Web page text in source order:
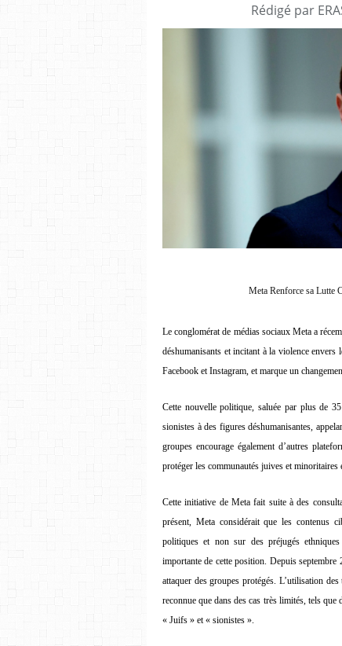
Rédigé par
Meta Renforce sa Lutte
Le conglomérat de médias sociaux Meta a
déshumanisants et incitant à la violence
Facebook et Instagram, et marque un
Cette nouvelle politique, saluée par plus de
sionistes à des figures déshumanisantes,
groupes encourage également d’autres
protéger les communautés juives et minoritaires
Cette initiative de Meta fait suite à des
présent, Meta considérait que les contenus
politiques et non sur des préjugés
importante de cette position. Depuis
attaquer des groupes protégés. L’utilisation
reconnue que dans des cas très limités, tels que
« Juifs » et « sionistes ».